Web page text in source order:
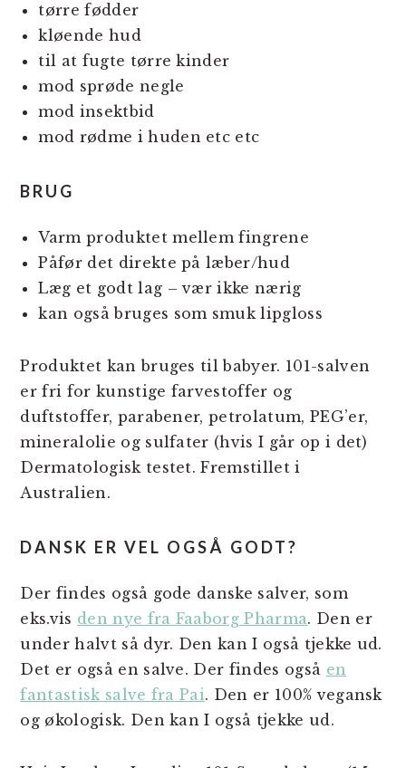
tørre fødder
kløende hud
til at fugte tørre kinder
mod sprøde negle
mod insektbid
mod rødme i huden etc etc
BRUG
Varm produktet mellem fingrene
Påfør det direkte på læber/hud
Læg et godt lag – vær ikke nærig
kan også bruges som smuk lipgloss
Produktet kan bruges til babyer. 101-salven
er fri for kunstige farvestoffer og
duftstoffer, parabener, petrolatum, PEG’er,
mineralolie og sulfater (hvis I går op i det)
Dermatologisk testet. Fremstillet i
Australien.
DANSK ER VEL OGSÅ GODT?
Der findes også gode danske salver, som
eks.vis den nye fra Faaborg Pharma. Den er
under halvt så dyr. Den kan I også tjekke ud.
Det er også en salve. Der findes også en
fantastisk salve fra Pai. Den er 100% vegansk
og økologisk. Den kan I også tjekke ud.